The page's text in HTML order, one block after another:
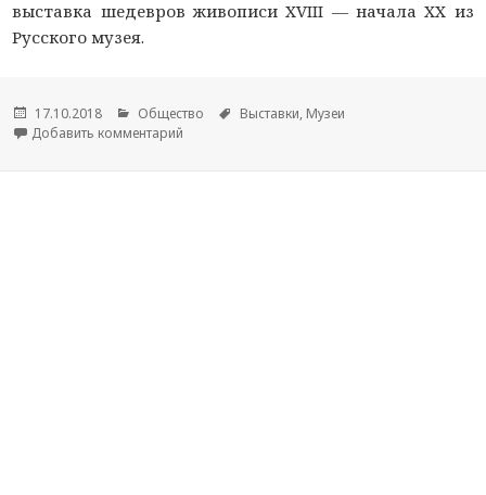
выставка шедевров живописи XVIII — начала XX из
Русского музея.
Опубликовано
17.10.2018 Рубрики
Общество Метки
Выставки, Музеи
Добавить комментарий